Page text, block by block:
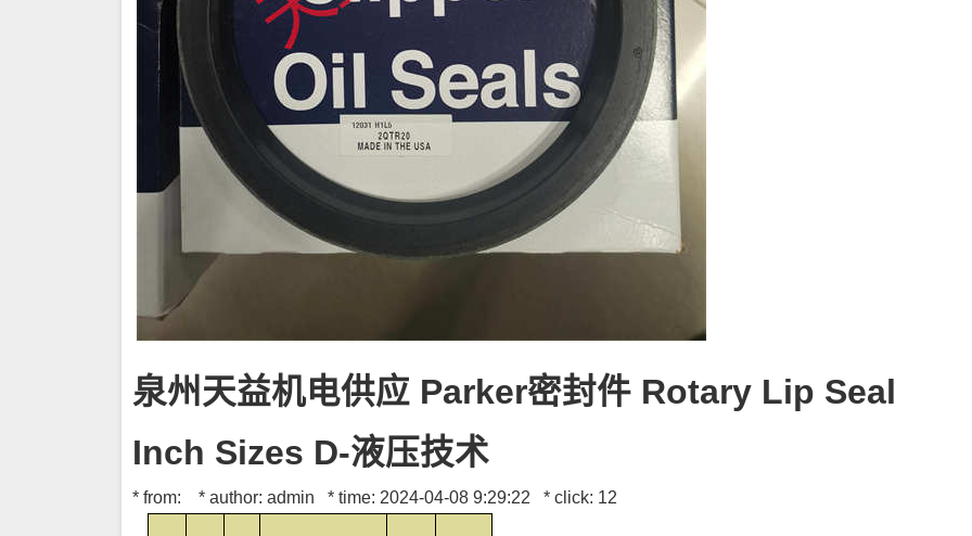
泉州天益机电供应 Parker密封件 Rotary Lip Seal
Inch Sizes D-液压技术
* from: * author: admin * time: 2024-04-08 9:29:22 * click: 12